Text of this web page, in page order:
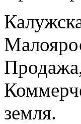
земля.